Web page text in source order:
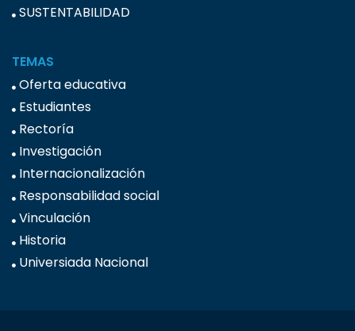
SUSTENTABILIDAD
TEMAS
Oferta educativa
Estudiantes
Rectoría
Investigación
Internacionalización
Responsabilidad social
Vinculación
Historia
Universiada Nacional